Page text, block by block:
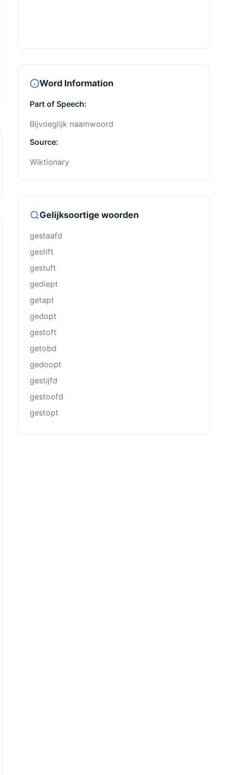
Word Information
Part of Speech:
Bijvoeglijk naamwoord
Source:
Wiktionary
Gelijksoortige woorden
gestaafd
gestift
gestuft
gediept
getapt
gedopt
gestoft
getobd
gedoopt
gestĳfd
gestoofd
gestopt